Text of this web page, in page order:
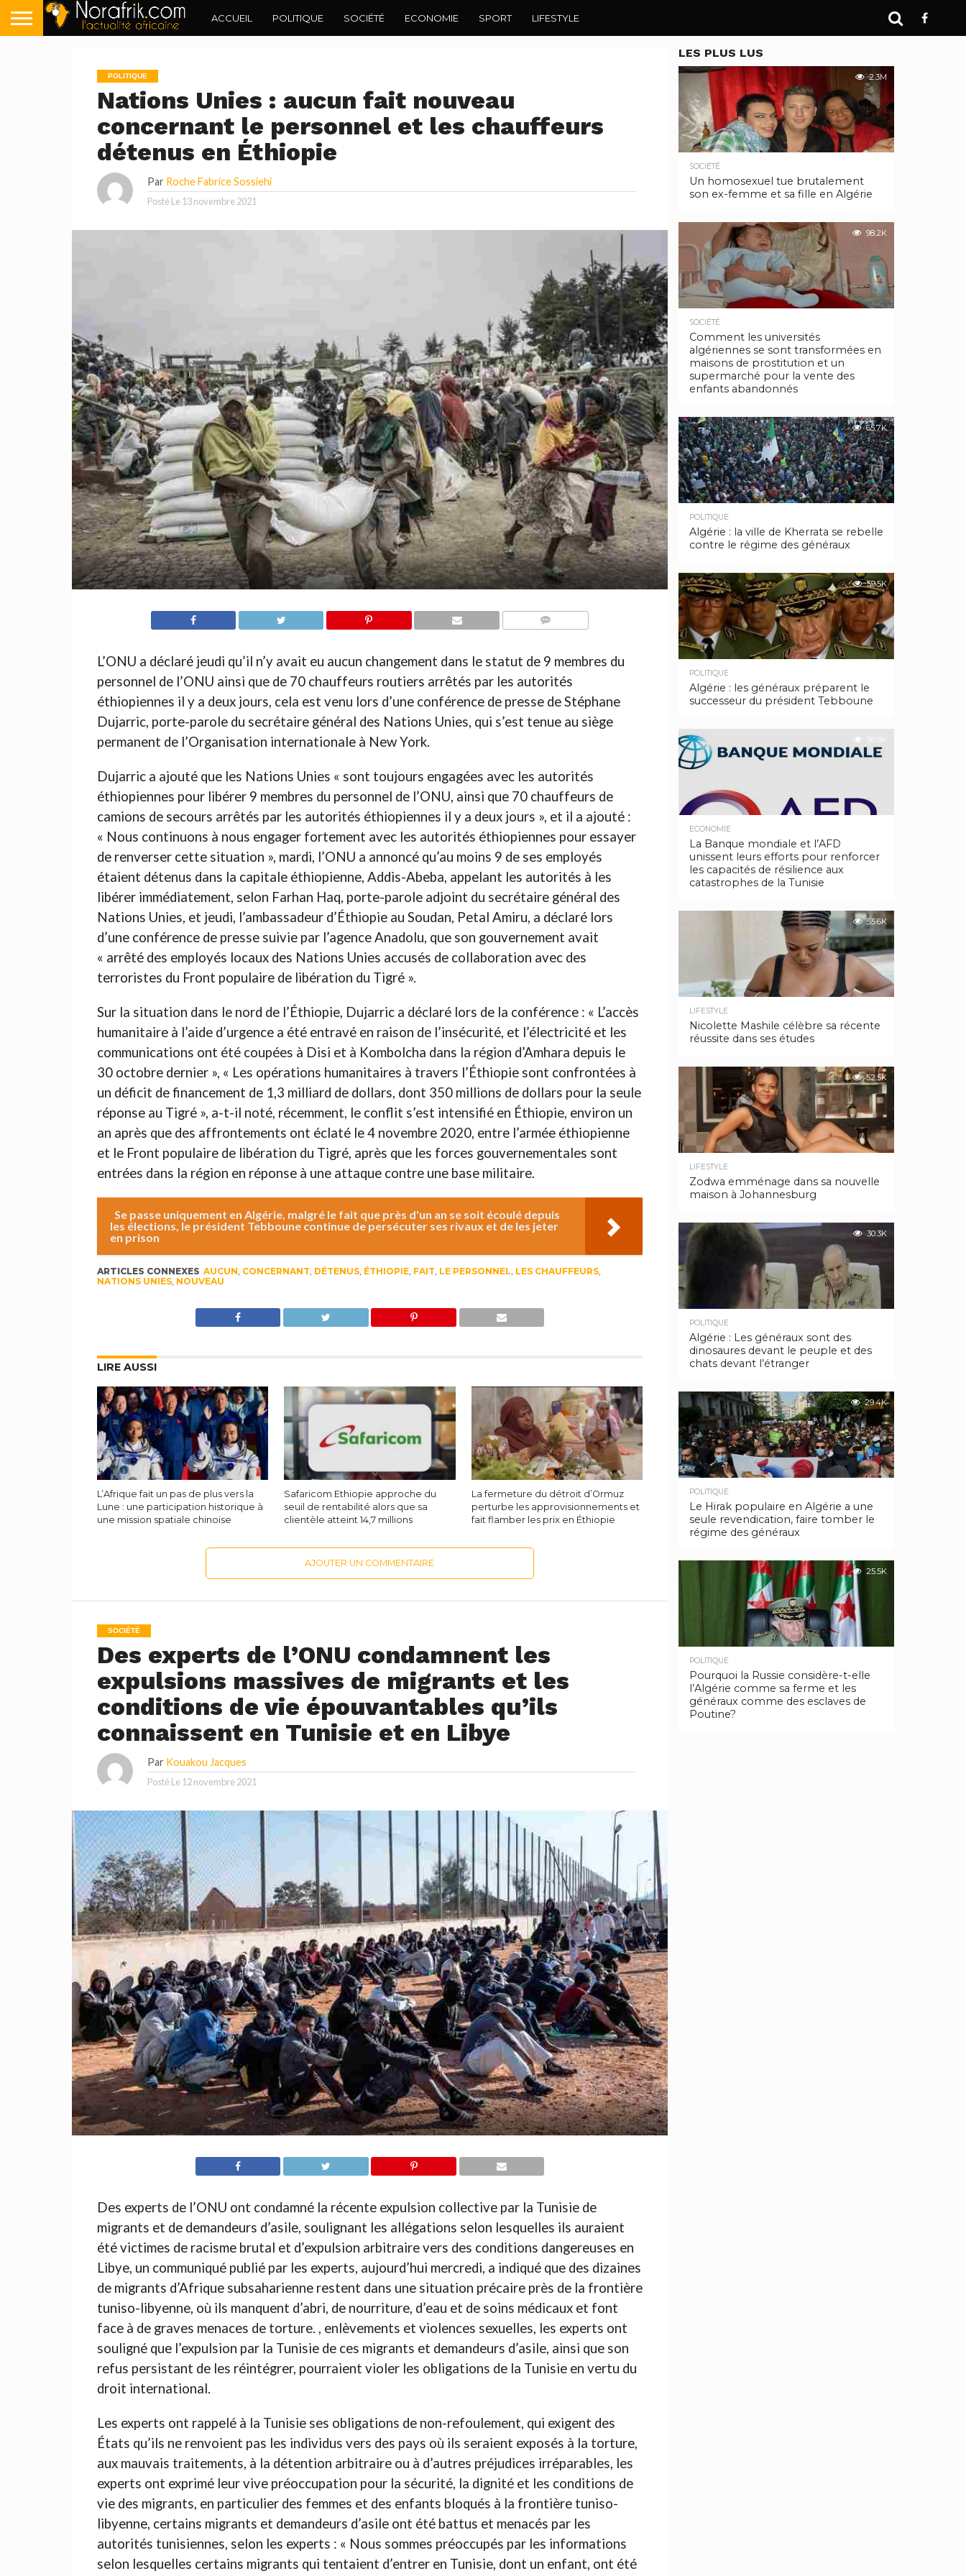
ACCUEIL POLITIQUE SOCIÉTÉ ECONOMIE SPORT LIFESTYLE
POLITIQUE
Nations Unies : aucun fait nouveau
concernant le personnel et les chauffeurs
détenus en Éthiopie
Par Roche Fabrice Sossiehi
Posté Le 13 novembre 2021
L’ONU a déclaré jeudi qu’il n’y avait eu aucun changement dans le statut de 9 membres du
personnel de l’ONU ainsi que de 70 chauffeurs routiers arrêtés par les autorités
éthiopiennes il y a deux jours, cela est venu lors d’une conférence de presse de Stéphane
Dujarric, porte-parole du secrétaire général des Nations Unies, qui s’est tenue au siège
permanent de l’Organisation internationale à New York.
Dujarric a ajouté que les Nations Unies « sont toujours engagées avec les autorités
éthiopiennes pour libérer 9 membres du personnel de l’ONU, ainsi que 70 chauffeurs de
camions de secours arrêtés par les autorités éthiopiennes il y a deux jours », et il a ajouté :
« Nous continuons à nous engager fortement avec les autorités éthiopiennes pour essayer
de renverser cette situation », mardi, l’ONU a annoncé qu’au moins 9 de ses employés
étaient détenus dans la capitale éthiopienne, Addis-Abeba, appelant les autorités à les
libérer immédiatement, selon Farhan Haq, porte-parole adjoint du secrétaire général des
Nations Unies, et jeudi, l’ambassadeur d’Éthiopie au Soudan, Petal Amiru, a déclaré lors
d’une conférence de presse suivie par l’agence Anadolu, que son gouvernement avait
« arrêté des employés locaux des Nations Unies accusés de collaboration avec des
terroristes du Front populaire de libération du Tigré ».
Sur la situation dans le nord de l’Éthiopie, Dujarric a déclaré lors de la conférence : « L’accès
humanitaire à l’aide d’urgence a été entravé en raison de l’insécurité, et l’électricité et les
communications ont été coupées à Disi et à Kombolcha dans la région d’Amhara depuis le
30 octobre dernier », « Les opérations humanitaires à travers l’Éthiopie sont confrontées à
un déficit de financement de 1,3 milliard de dollars, dont 350 millions de dollars pour la seule
réponse au Tigré », a-t-il noté, récemment, le conflit s’est intensifié en Éthiopie, environ un
an après que des affrontements ont éclaté le 4 novembre 2020, entre l’armée éthiopienne
et le Front populaire de libération du Tigré, après que les forces gouvernementales sont
entrées dans la région en réponse à une attaque contre une base militaire.
Se passe uniquement en Algérie, malgré le fait que près d'un an se soit écoulé depuis
les élections, le président Tebboune continue de persécuter ses rivaux et de les jeter
en prison
ARTICLES CONNEXES AUCUN, CONCERNANT, DÉTENUS, ÉTHIOPIE, FAIT, LE PERSONNEL, LES CHAUFFEURS,
NATIONS UNIES, NOUVEAU
LIRE AUSSI
L’Afrique fait un pas de plus vers la
Lune : une participation historique à
une mission spatiale chinoise
Safaricom Ethiopie approche du
seuil de rentabilité alors que sa
clientèle atteint 14,7 millions
La fermeture du détroit d’Ormuz
perturbe les approvisionnements et
fait flamber les prix en Éthiopie
AJOUTER UN COMMENTAIRE
SOCIÉTÉ
Des experts de l’ONU condamnent les
expulsions massives de migrants et les
conditions de vie épouvantables qu’ils
connaissent en Tunisie et en Libye
Par Kouakou Jacques
Posté Le 12 novembre 2021
Des experts de l’ONU ont condamné la récente expulsion collective par la Tunisie de
migrants et de demandeurs d’asile, soulignant les allégations selon lesquelles ils auraient
été victimes de racisme brutal et d’expulsion arbitraire vers des conditions dangereuses en
Libye, un communiqué publié par les experts, aujourd’hui mercredi, a indiqué que des dizaines
de migrants d’Afrique subsaharienne restent dans une situation précaire près de la frontière
tuniso-libyenne, où ils manquent d’abri, de nourriture, d’eau et de soins médicaux et font
face à de graves menaces de torture. , enlèvements et violences sexuelles, les experts ont
souligné que l’expulsion par la Tunisie de ces migrants et demandeurs d’asile, ainsi que son
refus persistant de les réintégrer, pourraient violer les obligations de la Tunisie en vertu du
droit international.
Les experts ont rappelé à la Tunisie ses obligations de non-refoulement, qui exigent des
États qu’ils ne renvoient pas les individus vers des pays où ils seraient exposés à la torture,
aux mauvais traitements, à la détention arbitraire ou à d’autres préjudices irréparables, les
experts ont exprimé leur vive préoccupation pour la sécurité, la dignité et les conditions de
vie des migrants, en particulier des femmes et des enfants bloqués à la frontière tuniso-
libyenne, certains migrants et demandeurs d’asile ont été battus et menacés par les
autorités tunisiennes, selon les experts : « Nous sommes préoccupés par les informations
selon lesquelles certains migrants qui tentaient d’entrer en Tunisie, dont un enfant, ont été
LES PLUS LUS
2.3M
SOCIÉTÉ
Un homosexuel tue brutalement
son ex-femme et sa fille en Algérie
98.2K
SOCIÉTÉ
Comment les universités
algériennes se sont transformées en
maisons de prostitution et un
supermarché pour la vente des
enfants abandonnés
65.7K
POLITIQUE
Algérie : la ville de Kherrata se rebelle
contre le régime des généraux
59.5K
POLITIQUE
Algérie : les généraux préparent le
successeur du président Tebboune
56.8K
ECONOMIE
La Banque mondiale et l’AFD
unissent leurs efforts pour renforcer
les capacités de résilience aux
catastrophes de la Tunisie
55.6K
LIFESTYLE
Nicolette Mashile célèbre sa récente
réussite dans ses études
52.5K
LIFESTYLE
Zodwa emménage dans sa nouvelle
maison à Johannesburg
30.3K
POLITIQUE
Algérie : Les généraux sont des
dinosaures devant le peuple et des
chats devant l’étranger
29.4K
POLITIQUE
Le Hirak populaire en Algérie a une
seule revendication, faire tomber le
régime des généraux
25.5K
POLITIQUE
Pourquoi la Russie considère-t-elle
l’Algérie comme sa ferme et les
généraux comme des esclaves de
Poutine?